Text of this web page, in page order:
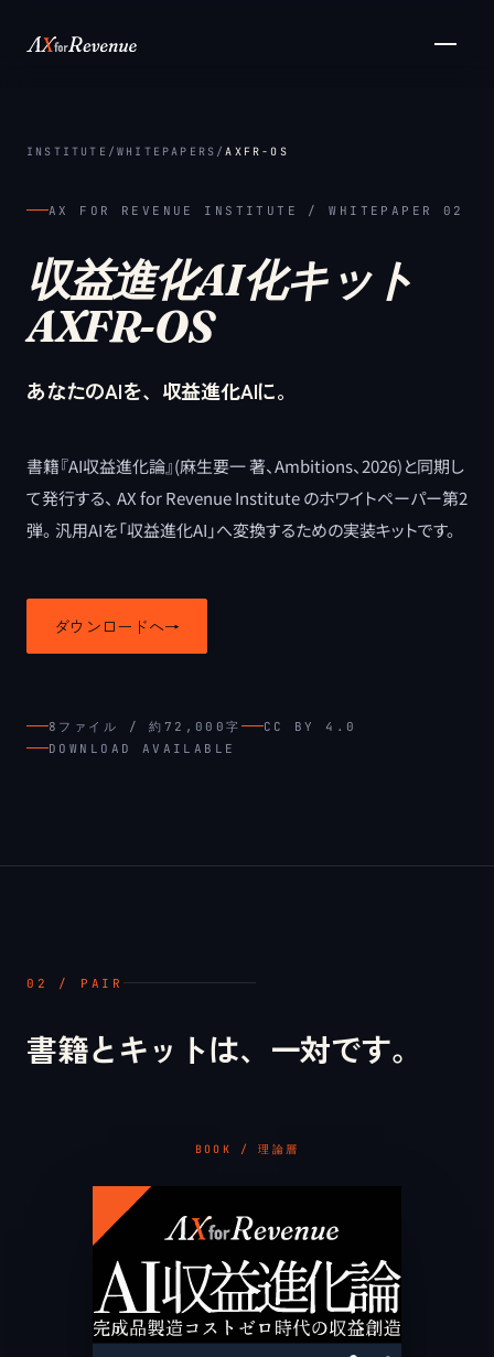
INSTITUTE /WHITEPAPERS /AXFR-OS
AX FOR REVENUE INSTITUTE / WHITEPAPER 02
収益進化AI化キット
AXFR-OS
あなたのAIを、収益進化AIに。
書籍『AI収益進化論』(麻生要一 著、Ambitions、2026)と同期し
て発行する、 AX for Revenue Institute のホワイトペーパー第2
弾。 汎用AIを「収益進化AI」へ変換するための実装キットです。
ダウンロードへ→
8ファイル / 約72,000字
CC BY 4.0
DOWNLOAD AVAILABLE
02 / PAIR
書籍とキットは、一対です。
BOOK / 理論層